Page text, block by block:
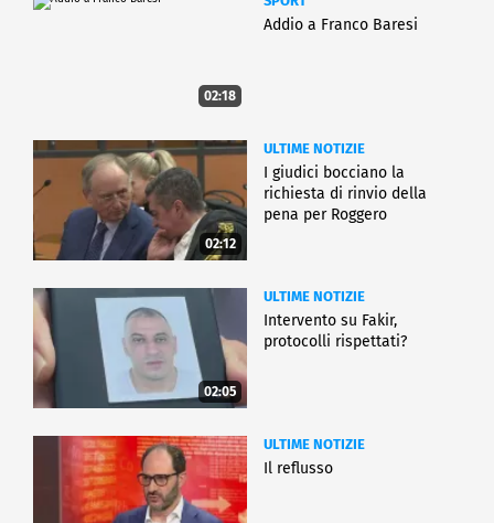
02:18
Addio a Franco Baresi
02:12
ULTIME NOTIZIE
I giudici bocciano la
richiesta di rinvio della
pena per Roggero
02:05
ULTIME NOTIZIE
Intervento su Fakir,
protocolli rispettati?
ULTIME NOTIZIE
Il reflusso